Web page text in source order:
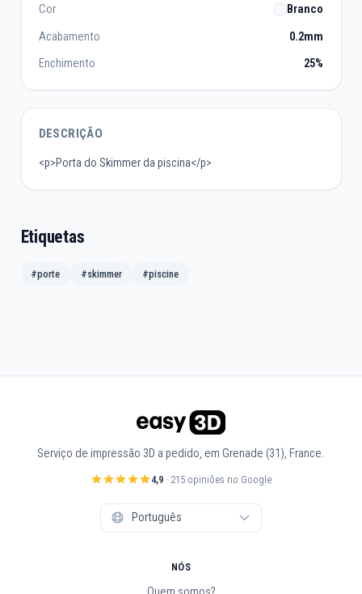
Cor
Branco
Acabamento
0.2mm
Enchimento
25%
DESCRIÇÃO
<p>Porta do Skimmer da piscina</p>
Etiquetas
#porte #skimmer #piscine
Serviço de impressão 3D a pedido, em Grenade (31), France.
4,9· 215 opiniões no Google
NÓS